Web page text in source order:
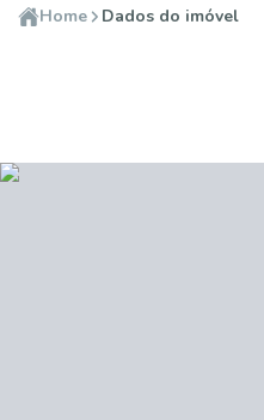
Home Dados do imóvel